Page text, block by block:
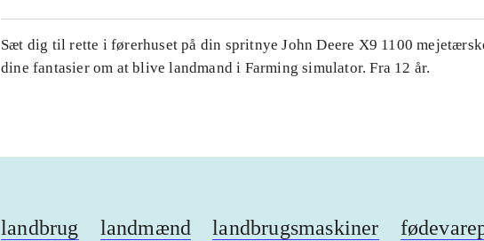
Sæt dig til rette i førerhuset på din spritnye John Deere X9 1100
dine fantasier om at blive landmand i Farming simulator. Fra 12 år.
landbrug landmænd landbrugsmaskiner